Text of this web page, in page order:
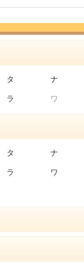
タ ナ
ラ ワ
タ ナ
ラ ワ